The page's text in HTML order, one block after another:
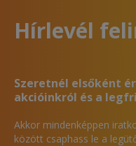
Hírlevél
Szeretnél elsőként
akcióinkról és a
Akkor mindenképpen
között csaphass le a